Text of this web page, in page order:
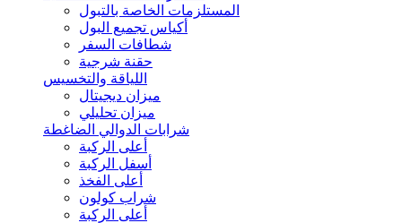
المستلزمات الخاصة بالتبول
أكياس تجميع البول
شطافات السفر
حقنة شرجية
اللياقة والتخسيس
ميزان ديجيتال
ميزان تحليلي
شرابات الدوالي الضاغطة
أعلى الركبة
أسفل الركبة
أعلى الفخذ
شراب كولون
أعلى الركبة